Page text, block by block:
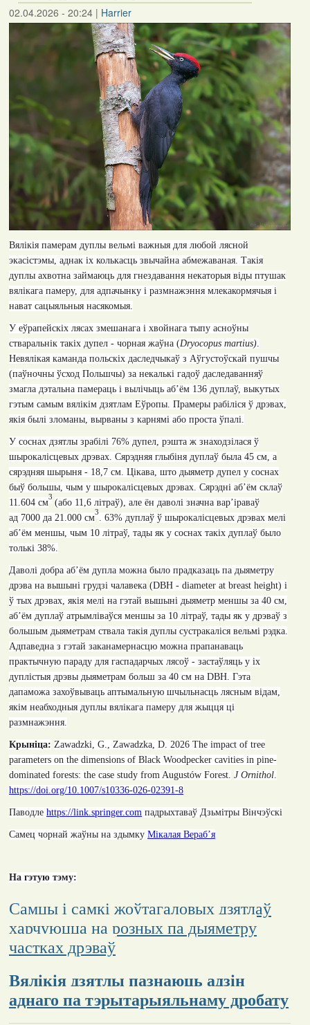
02.04.2026 - 20:24| Harrier
Вялікія памерам дуплы вельмі важныя для любой лясной
экасістэмы, аднак іх колькасць звычайна абмежаваная. Такія
дуплы ахвотна займаюць для гнездавання некаторыя віды птушак
вялікага памеру, для адпачынку і размнажэння млекакормячыя і
нават сацыяльныя насякомыя.
У еўрапейскіх лясах змешанага і хвойнага тыпу асноўны
стваральнік такіх дупел - чорная жаўна (Dryocopus martius).
Невялікая каманда польскіх даследчыкаў з Аўгустоўскай пушчы
(паўночны ўсход Польшчы) за некалькі гадоў даследаванняў
змагла дэтальна памераць і вылічыць аб’ём 136 дуплаў, выкутых
гэтым самым вялікім дзятлам Еўропы. Прамеры рабіліся ў дрэвах,
якія былі зломаны, вырваны з карнямі або проста ўпалі.
У соснах дзятлы зрабілі76% дупел, рэшта ж знаходзілася ў
шырокалісцевых дрэвах. Сярэдняя глыбіня дуплаў была 45 см, а
сярэдняя шырыня - 18,7 см. Цікава, што дыяметр дупел у соснах
быў большы, чым у шырокалісцевых дрэвах. Сярэдні аб’ём склаў
11.604 cм
3
(або 11,6 літраў), але ён даволі значна вар’іраваў
ад7000 да21.000 см
3
. 63% дуплаў ў шырокалісцевых дрэвах мелі
аб’ём меншы, чым10 літраў, тады як у соснах такіх дуплаў было
толькі38%.
Даволі добра аб’ём дупла можна было прадказаць па дыяметру
дрэва на вышыні грудзі чалавека (DBH - diameter at breast height) і
ў тых дрэвах, якія мелі на гэтай вышыні дыяметр меншы за 40 см,
аб’ём дуплаў атрымліваўся меншы за 10 літраў, тады як у дрэваў з
большым дыяметрам ствала такія дуплы сустракаліся вельмі рэдка.
Адпаведна з гэтай заканамернасцю можна прапанаваць
практычную параду для гаспадарчых лясоў - застаўляць у іх
дуплістыя дрэвы дыяметрам больш за 40 см на DBH. Гэта
дапаможа захоўвываць аптымальную шчыльнасць лясным відам,
якім неабходныя дуплы вялікага памеру для жыцця ці
размнажэння.
Крыніца: Zawadzki, G., Zawadzka, D. 2026 The impact of tree
parameters on the dimensions of Black Woodpecker cavities in pine-
dominated forests: the case study from Augustów Forest. J Ornithol.
https://doi.org/10.1007/s10336-026-02391-8
Паводле https://link.springer.com падрыхтаваў Дзьмітры Вінчэўскі
Самец чорнай жаўны на здымку Мікалая Вераб’я
На гэтую тэму:
Самцы і самкі жоўтагаловых дзятлаў
харчуюцца на розных па дыяметру
частках дрэваў
Вялікія дзятлы пазнаюць адзін
аднаго па тэрытарыяльнаму дробату